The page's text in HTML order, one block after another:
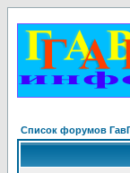
Список форумов